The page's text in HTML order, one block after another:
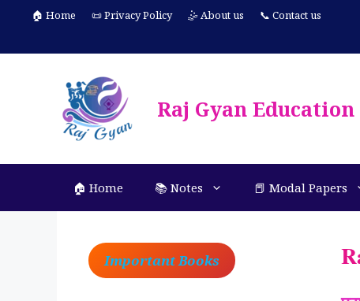
content
🏠 Home 📜 Privacy Policy 🤹 About us 📞 Contact us
Raj Gyan Education
🏠 Home 📚 Notes 📕 Modal Papers
Important Books